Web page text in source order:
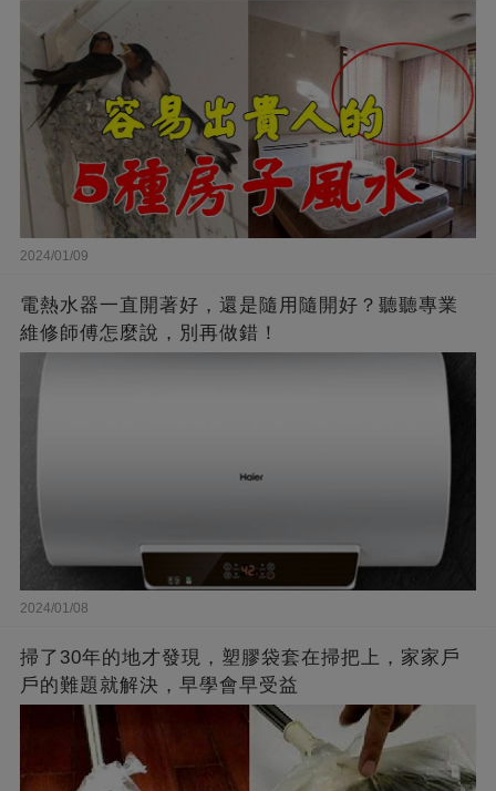
2024/01/09
電熱水器一直開著好，還是隨用隨開好？聽聽專業
維修師傅怎麼說，別再做錯！
2024/01/08
掃了30年的地才發現，塑膠袋套在掃把上，家家戶
戶的難題就解決，早學會早受益